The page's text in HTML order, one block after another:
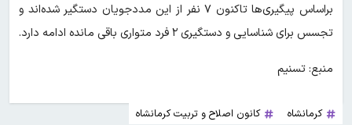
براساس پیگیری‌ها تاکنون ۷ نفر از این مددجویان دستگیر شده‌اند و
تجسس برای شناسایی و دستگیری ۲ فرد متواری باقی مانده ادامه دارد.
منبع: تسنیم
کرمانشاه کانون اصلاح و تربیت کرمانشاه